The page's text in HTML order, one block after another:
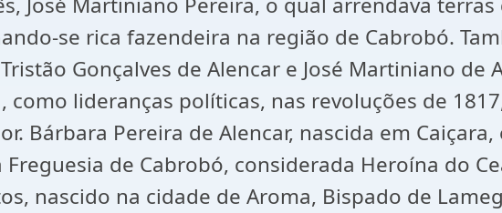
se rica fazendeira na região de Cabrobó.
Gonçalves de Alencar e José Martiniano
como lideranças políticas, nas revoluções de
Bárbara Pereira de Alencar, nascida em
de Cabrobó, considerada Heroína do
nascido na cidade de Aroma, Bispado de